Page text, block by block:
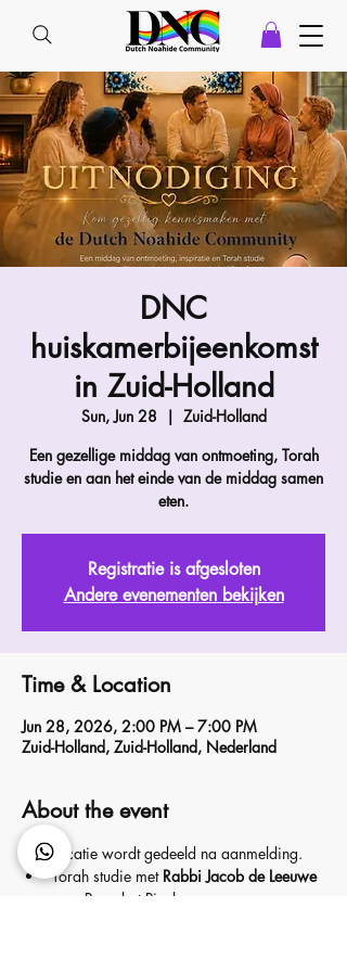
DNC
huiskamerbijeenkomst
in Zuid-Holland
Sun, Jun 28
  |
Zuid-Holland
Een gezellige middag van ontmoeting, Torah
studie en aan het einde van de middag samen
eten.
Registratie is afgesloten
Andere evenementen bekijken
Time & Location
Jun 28, 2026, 2:00 PM – 7:00 PM
Zuid-Holland, Zuid-Holland, Nederland
About the event
Locatie wordt gedeeld na aanmelding.
Torah studie met Rabbi Jacob de Leeuwe
over Parashat Pinchas